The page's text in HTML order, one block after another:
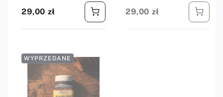
Cena regularna
29,00 zł Cena regularna
29,00 zł
WYPRZEDANE